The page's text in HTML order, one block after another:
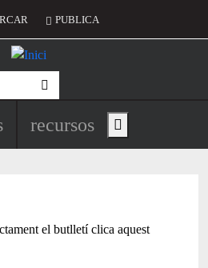
del compte d'usuari
PUBLICA
principal de
recursos Show main menu
el butlletí clica aquest